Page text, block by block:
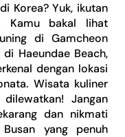
Korea? Yuk, ikutan
Kamu bakal lihat
di Gamcheon
Haeundae Beach,
dengan lokasi
Wisata kuliner
Jangan
dan nikmati
yang penuh